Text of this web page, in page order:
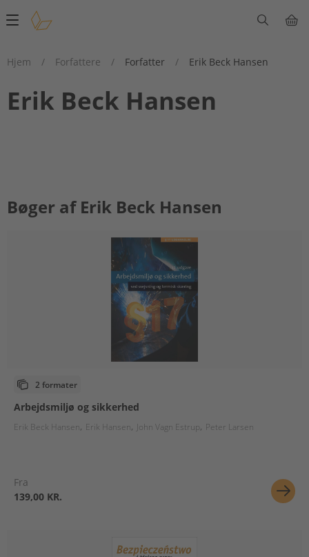
Main
Hjem
/ Forfattere / Forfatter / Erik Beck Hansen
Erik Beck Hansen
Bøger af Erik Beck Hansen
2 formater
Arbejdsmiljø og sikkerhed
Erik Beck Hansen Erik Hansen John Vagn Estrup Peter Larsen
Fra
139,00 KR.